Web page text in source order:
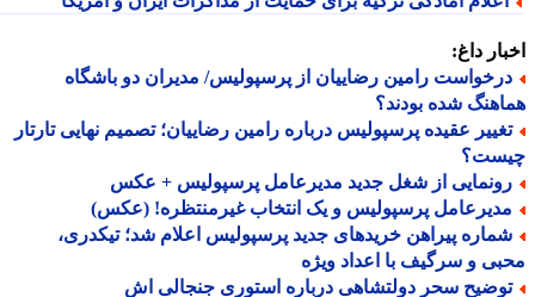
داغ:
رامین رضاییان از پرسپولیس/ مدیران دو باشگاه
شده بودند؟
عقیده پرسپولیس درباره رامین رضاییان؛ تصمیم نهایی تارتار
از شغل جدید مدیرعامل پرسپولیس + عکس
پرسپولیس و یک انتخاب غیرمنتظره! (عکس)
پیراهن خریدهای جدید پرسپولیس اعلام شد؛ تیکدری،
و سرگیف با اعداد ویژه
سحر دولتشاهی درباره استوری جنجالی اش